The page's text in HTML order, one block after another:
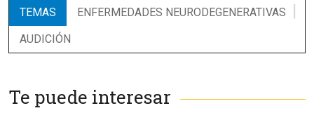
TEMAS
ENFERMEDADES NEURODEGENERATIVAS
AUDICIÓN
Te puede interesar